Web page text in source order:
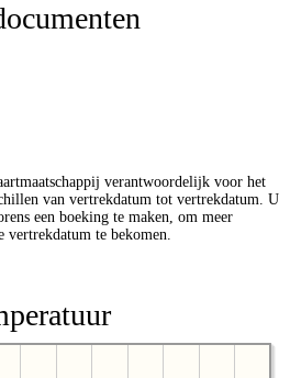
verantwoordelijk voor het
van vertrekdatum tot vertrekdatum. U
een boeking te maken, om meer
te bekomen.